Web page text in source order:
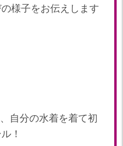
様子をお伝えします
自分の水着を着て初
！